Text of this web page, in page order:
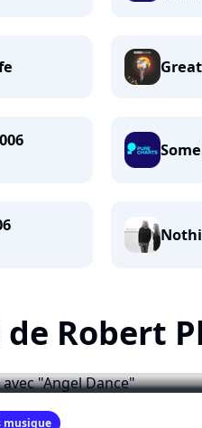
Robert
avec "Angel Dance"
musique